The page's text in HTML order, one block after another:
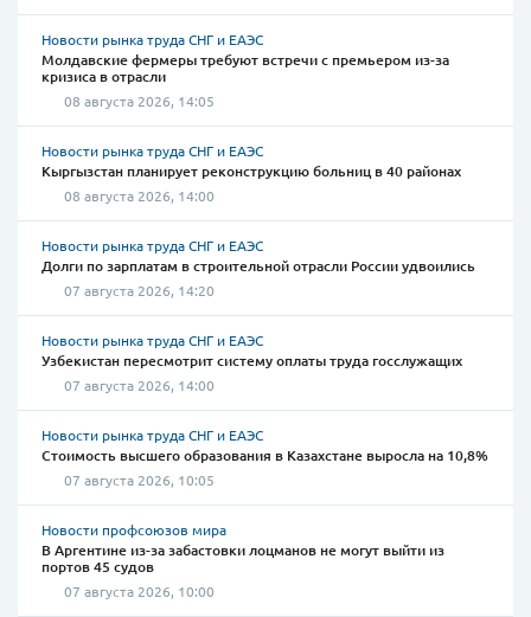
Новости рынка труда СНГ и ЕАЭС
Молдавские фермеры требуют встречи с премьером из-за
кризиса в отрасли
08 августа 2026, 14:05
Новости рынка труда СНГ и ЕАЭС
Кыргызстан планирует реконструкцию больниц в 40 районах
08 августа 2026, 14:00
Новости рынка труда СНГ и ЕАЭС
Долги по зарплатам в строительной отрасли России удвоились
07 августа 2026, 14:20
Новости рынка труда СНГ и ЕАЭС
Узбекистан пересмотрит систему оплаты труда госслужащих
07 августа 2026, 14:00
Новости рынка труда СНГ и ЕАЭС
Стоимость высшего образования в Казахстане выросла на 10,8%
07 августа 2026, 10:05
Новости профсоюзов мира
В Аргентине из-за забастовки лоцманов не могут выйти из
портов 45 судов
07 августа 2026, 10:00